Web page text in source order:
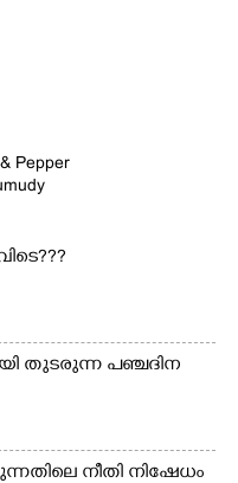
തുടരുന്ന പഞ്ചദിന
നീതി നിഷേധം